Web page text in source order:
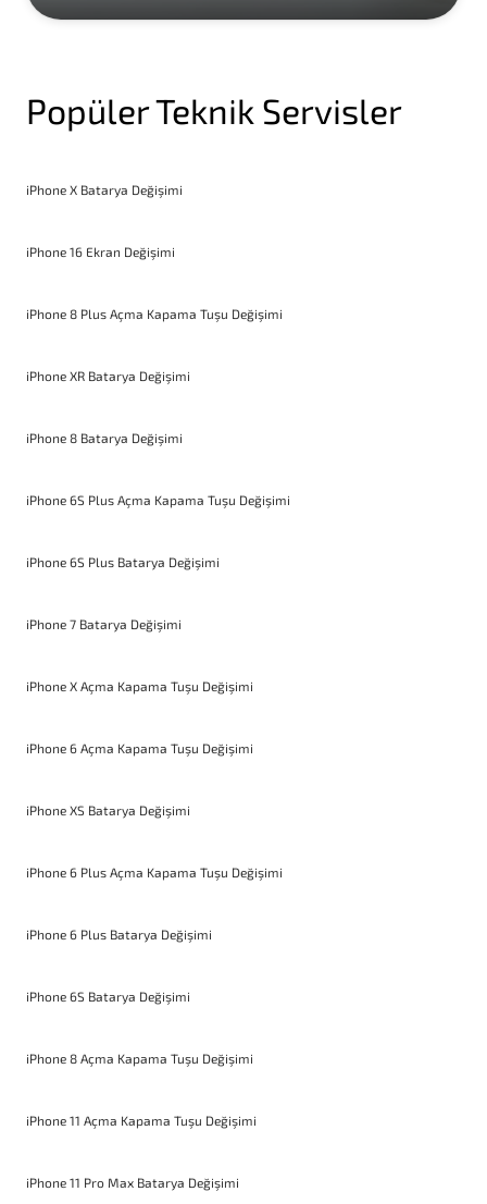
Popüler Teknik Servisler
iPhone X Batarya Değişimi
iPhone 16 Ekran Değişimi
iPhone 8 Plus Açma Kapama Tuşu Değişimi
iPhone XR Batarya Değişimi
iPhone 8 Batarya Değişimi
iPhone 6S Plus Açma Kapama Tuşu Değişimi
iPhone 6S Plus Batarya Değişimi
iPhone 7 Batarya Değişimi
iPhone X Açma Kapama Tuşu Değişimi
iPhone 6 Açma Kapama Tuşu Değişimi
iPhone XS Batarya Değişimi
iPhone 6 Plus Açma Kapama Tuşu Değişimi
iPhone 6 Plus Batarya Değişimi
iPhone 6S Batarya Değişimi
iPhone 8 Açma Kapama Tuşu Değişimi
iPhone 11 Açma Kapama Tuşu Değişimi
iPhone 11 Pro Max Batarya Değişimi